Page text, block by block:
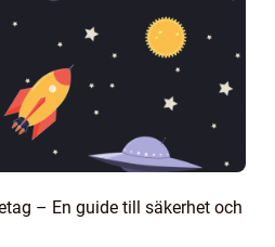
– En guide till säkerhet och